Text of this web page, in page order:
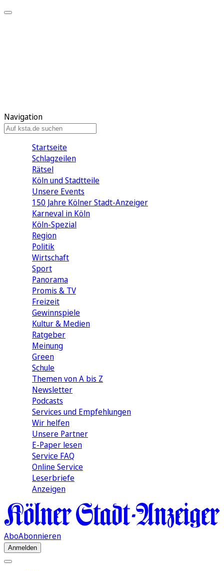
Navigation
Startseite
Schlagzeilen
Rätsel
Köln und Stadtteile
Unsere Events
150 Jahre Kölner Stadt-Anzeiger
Karneval in Köln
Köln-Spezial
Region
Politik
Wirtschaft
Sport
Panorama
Promis & TV
Freizeit
Gewinnspiele
Kultur & Medien
Ratgeber
Meinung
Green
Schule
Themen von A bis Z
Newsletter
Podcasts
Services und Empfehlungen
Wir helfen
Unsere Partner
E-Paper lesen
Service FAQ
Online Service
Leserbriefe
Anzeigen
AboAbonnieren
Anmelden